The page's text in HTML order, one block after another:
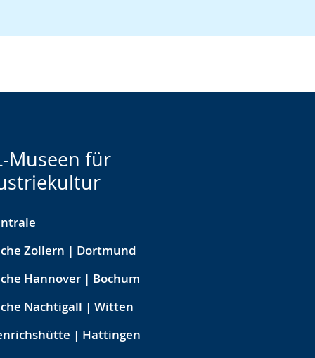
Museen für
Zollern | Dortmund
Hannover | Bochum
Nachtigall | Witten
| Hattingen